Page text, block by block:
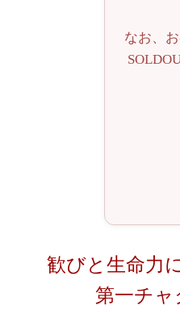
なお、
歓びと生命力
第一チャ